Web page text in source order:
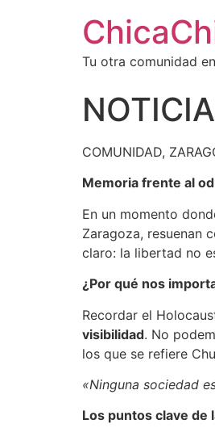
Tu otra comunidad
COMUNIDAD,
Memoria frente al
En un momento
Zaragoza, resuenan
claro: la libertad no
¿Por qué nos
Recordar el
visibilidad. No
los que se refiere
«Ninguna sociedad
Los puntos clave de